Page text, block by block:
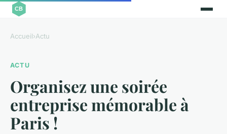
Accueil›Actu
ACTU
Organisez une soirée
entreprise mémorable à
Paris !